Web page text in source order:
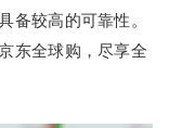
备较高的可靠性。
东全球购，尽享全